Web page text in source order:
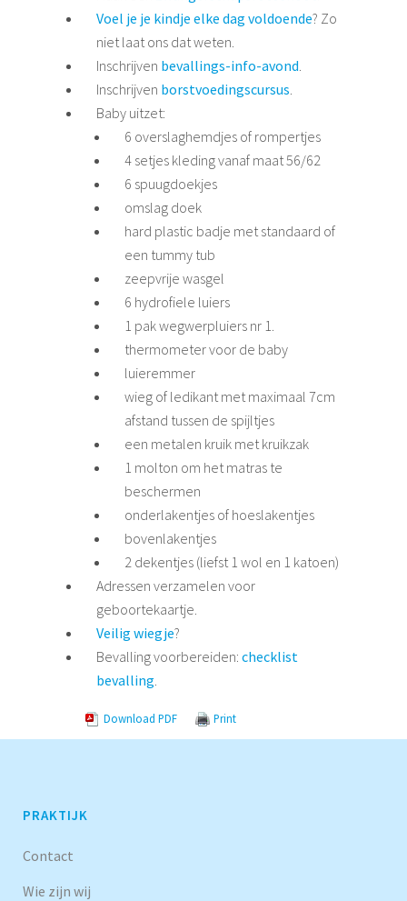
Voel je je kindje elke dag voldoende? Zo
niet laat ons dat weten.
Inschrijven bevallings-info-avond
Inschrijven borstvoedingscursus
Baby uitzet:
6 overslaghemdjes of rompertjes
4 setjes kleding vanaf maat 56/62
6 spuugdoekjes
omslag doek
hard plastic badje met standaard of
een tummy tub
zeepvrije wasgel
6 hydrofiele luiers
1 pak wegwerpluiers nr 1.
thermometer voor de baby
luieremmer
wieg of ledikant met maximaal 7cm
afstand tussen de spijltjes
een metalen kruik met kruikzak
1 molton om het matras te
beschermen
onderlakentjes of hoeslakentjes
bovenlakentjes
2 dekentjes (liefst 1 wol en 1 katoen)
Adressen verzamelen voor
geboortekaartje.
Veilig wiegje?
Bevalling voorbereiden: checklist
bevalling
Download PDF Print
PRAKTIJK
Contact
Wie zijn wij